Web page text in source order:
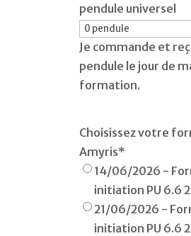
pendule universel
Je commande et
pendule le jour de
formation.
Choisissez votre
Amyris*
14/06/2026 -
initiation PU 6.6
21/06/2026 -
initiation PU 6.6